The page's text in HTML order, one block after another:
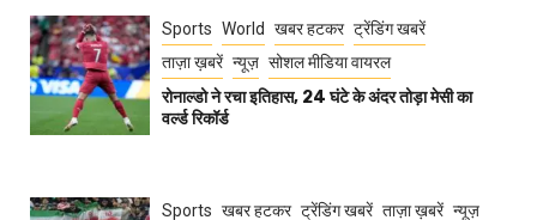
Sports World खबर हटकर ट्रेंडिंग खबरें
ताज़ा ख़बरें न्यूज़ सोशल मीडिया वायरल
रोनाल्डो ने रचा इतिहास, 24 घंटे के अंदर तोड़ा मेसी का
वर्ल्ड रिकॉर्ड
Sports खबर हटकर ट्रेंडिंग खबरें ताज़ा ख़बरें न्यूज़